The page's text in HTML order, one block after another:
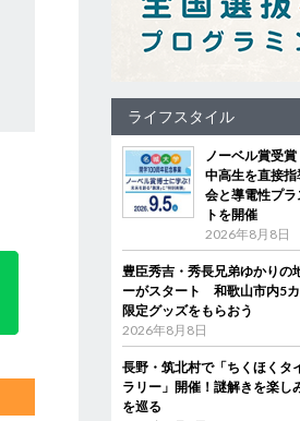
ライフスタイル
ノーベル賞受
中高生を直接
会と導電性プ
トを開催
2026年8月8日
豊臣秀吉・秀長兄弟ゆかりの
ーがスタート 和歌山市内5
限定グッズをもらおう
2026年8月8日
長野・筑北村で「ちくほくタ
ラリー」開催！謎解きを楽し
を巡る